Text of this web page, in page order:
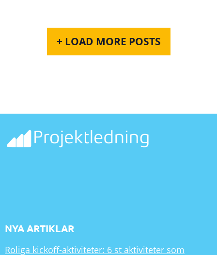
+ LOAD MORE POSTS
NYA ARTIKLAR
Roliga kickoff-aktiviteter: 6 st aktiviteter som